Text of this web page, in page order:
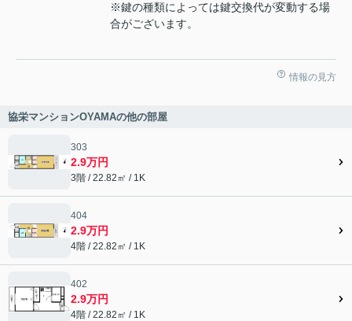
※鍵の種類によっては鍵交換代が変動する場
合がございます。
情報の見方
協栄マンションOYAMAの他の部屋
303
2.9万円
3階 / 22.82㎡ / 1K
404
2.9万円
4階 / 22.82㎡ / 1K
402
2.9万円
4階 / 22.82㎡ / 1K